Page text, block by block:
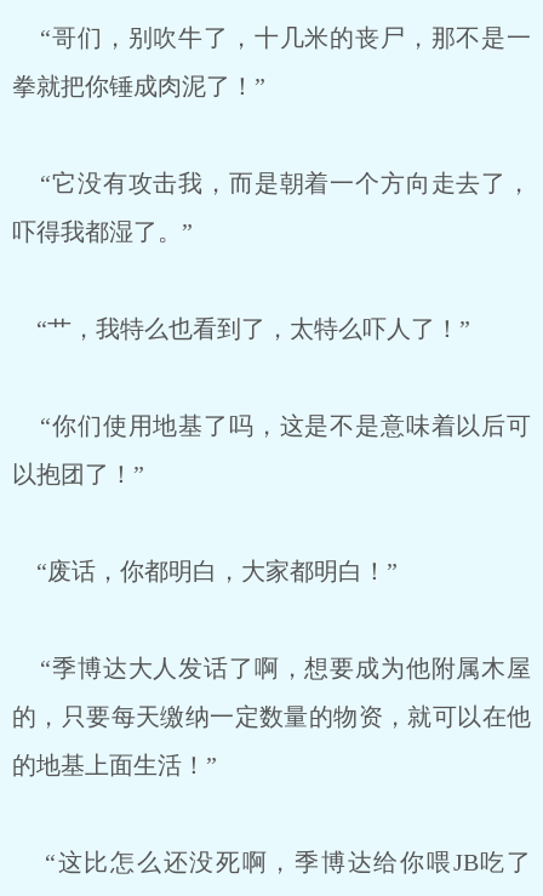
“哥们，别吹牛了，十几米的丧尸，那不是一
拳就把你锤成肉泥了！”
“它没有攻击我，而是朝着一个方向走去了，
吓得我都湿了。”
“艹，我特么也看到了，太特么吓人了！”
“你们使用地基了吗，这是不是意味着以后可
以抱团了！”
“废话，你都明白，大家都明白！”
“季博达大人发话了啊，想要成为他附属木屋
的，只要每天缴纳一定数量的物资，就可以在他
的地基上面生活！”
“这比怎么还没死啊，季博达给你喂JB吃了